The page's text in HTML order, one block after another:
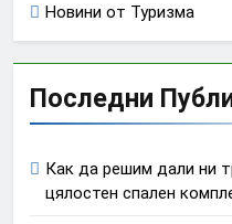
Новини от Туризма
Последни
Как да решим дали ни
цялостен спален